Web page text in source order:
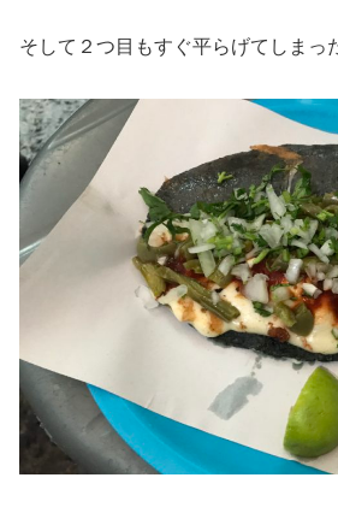
そして２つ目もすぐ平らげてしまっ